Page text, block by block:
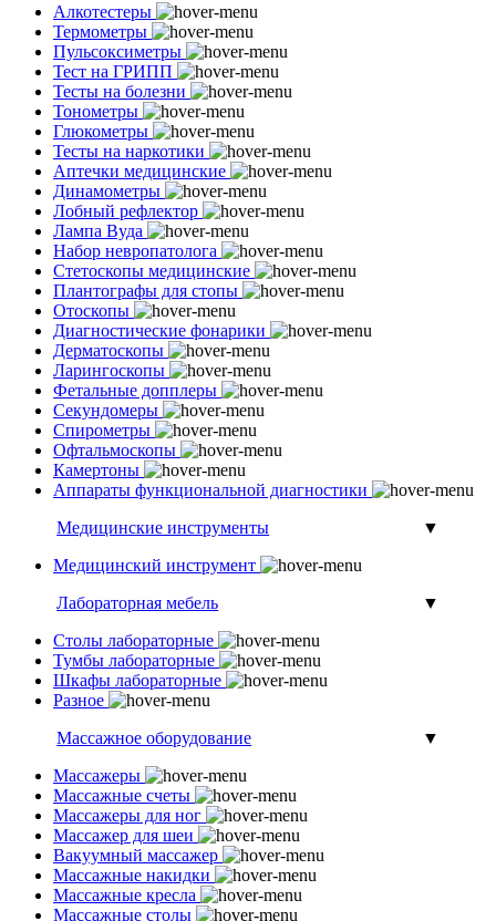
Алкотестеры
Термометры
Пульсоксиметры
Тест на ГРИПП
Тесты на болезни
Тонометры
Глюкометры
Тесты на наркотики
Аптечки медицинские
Динамометры
Лобный рефлектор
Лампа Вуда
Набор невропатолога
Стетоскопы медицинские
Плантографы для стопы
Отоскопы
Диагностические фонарики
Дерматоскопы
Ларингоскопы
Фетальные допплеры
Секундомеры
Спирометры
Офтальмоскопы
Камертоны
Аппараты функциональной диагностики
Медицинские инструменты
▼
Медицинский инструмент
Лабораторная мебель
▼
Столы лабораторные
Тумбы лабораторные
Шкафы лабораторные
Разное
Массажное оборудование
▼
Массажеры
Массажные счеты
Массажеры для ног
Массажер для шеи
Вакуумный массажер
Массажные накидки
Массажные кресла
Массажные столы